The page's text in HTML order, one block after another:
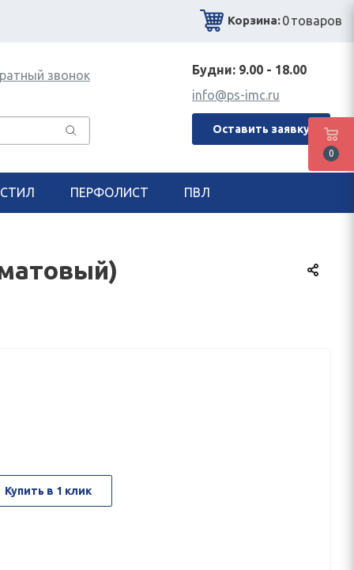
Корзина:0товаров
звонок
Будни: 9.00 - 18.00
info@ps-imc.ru
Оставить заявку
ПЕРФОЛИСТ ПВЛ
Купить в 1 клик
0